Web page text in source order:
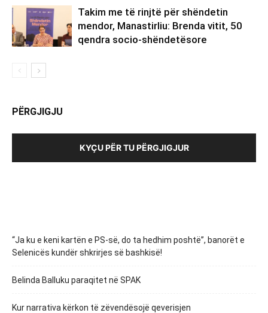
Takim me të rinjtë për shëndetin
mendor, Manastirliu: Brenda vitit, 50
qendra socio-shëndetësore
PËRGJIGJU
KYÇU PËR TU PËRGJIGJUR
“Ja ku e keni kartën e PS-së, do ta hedhim poshtë”, banorët e
Selenicës kundër shkrirjes së bashkisë!
Belinda Balluku paraqitet në SPAK
Kur narrativa kërkon të zëvendësojë qeverisjen